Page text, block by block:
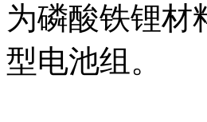
为磷酸铁锂材
型电池组。